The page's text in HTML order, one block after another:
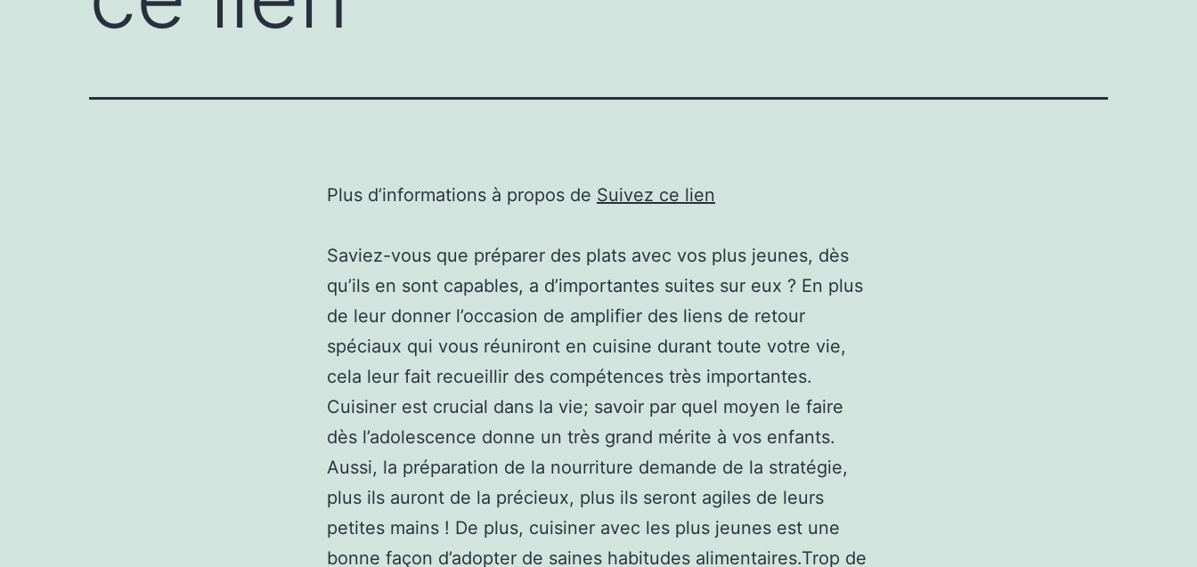
Plus d’informations à propos de Suivez ce lien
Saviez-vous que préparer des plats avec vos plus jeunes, dès
qu’ils en sont capables, a d’importantes suites sur eux ? En plus
de leur donner l’occasion de amplifier des liens de retour
spéciaux qui vous réuniront en cuisine durant toute votre vie,
cela leur fait recueillir des compétences très importantes.
Cuisiner est crucial dans la vie; savoir par quel moyen le faire
dès l’adolescence donne un très grand mérite à vos enfants.
Aussi, la préparation de la nourriture demande de la stratégie,
plus ils auront de la précieux, plus ils seront agiles de leurs
petites mains ! De plus, cuisiner avec les plus jeunes est une
bonne façon d’adopter de saines habitudes alimentaires.Trop de